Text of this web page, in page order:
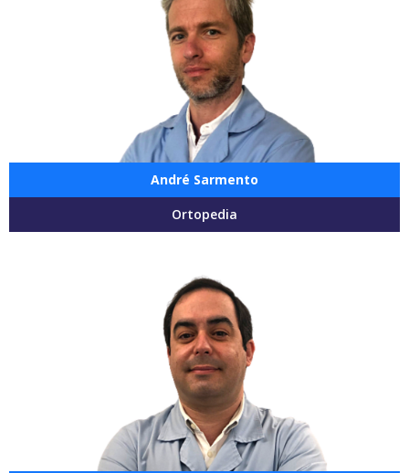
André Sarmento
Ortopedia